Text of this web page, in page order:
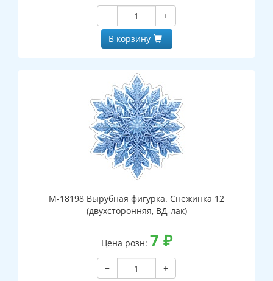
−
+
В корзину
М-18198 Вырубная фигурка. Снежинка 12
(двухсторонняя, ВД-лак)
Цена розн: 7 ₽
−
+